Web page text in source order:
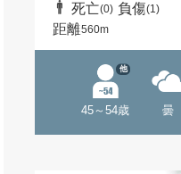
死亡(0) 負傷(1)
距離560m
45～54歳
他
曇